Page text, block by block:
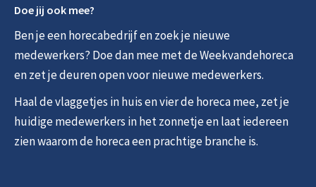
Doe jij ook mee?
Ben je een horecabedrijf en zoek je nieuwe
medewerkers? Doe dan mee met de Weekvandehoreca
en zet je deuren open voor nieuwe medewerkers.
Haal de vlaggetjes in huis en vier de horeca mee, zet je
huidige medewerkers in het zonnetje en laat iedereen
zien waarom de horeca een prachtige branche is.